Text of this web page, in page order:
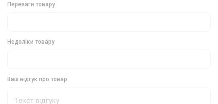
Переваги товару
Недоліки товару
Ваш відгук про товар